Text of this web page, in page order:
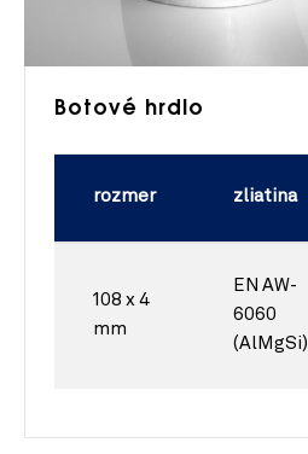
Botové hrdlo
rozmer zliatina
108 x 4
mm
EN AW-
6060
(AlMgSi)